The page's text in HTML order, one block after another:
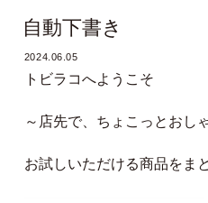
自動下書き
2024.06.05
トビラコへようこそ
～店先で、ちょこっとおし
お試しいただける商品をま